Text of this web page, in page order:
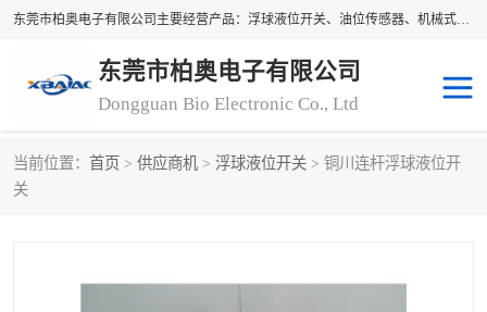
东莞市柏奥电子有限公司主要经营产品：浮球液位开关、油位传感器、机械式油表、浮球液位计、水位控制浮球阀、料位开关，水流开关、油水位控制配套仪表等。柏奥电子，您可信赖的合作伙伴
东莞市柏奥电子有限公司
Dongguan Bio Electronic Co., Ltd
当前位置： 首页 > 供应商机 > 浮球液位开关 > 铜川连杆浮球液位开
关